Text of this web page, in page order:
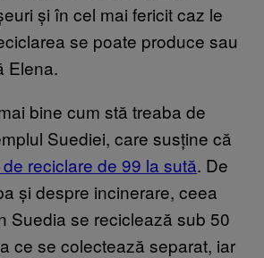
și în cel mai fericit caz le
se poate produce sau
Elena.
bine cum stă treaba de
Suediei, care susține că
reciclare de 99 la sută. De
și despre incinerare, ceea
Suedia se reciclează sub 50
ce se colectează separat, iar